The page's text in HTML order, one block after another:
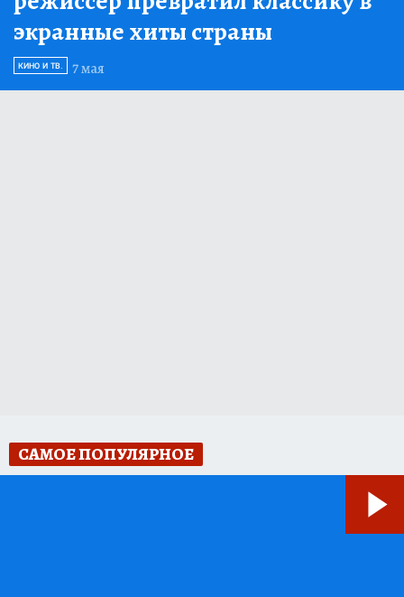
экранные хиты страны
7 мая
КИНО И ТВ.
САМОЕ ПОПУЛЯРНОЕ